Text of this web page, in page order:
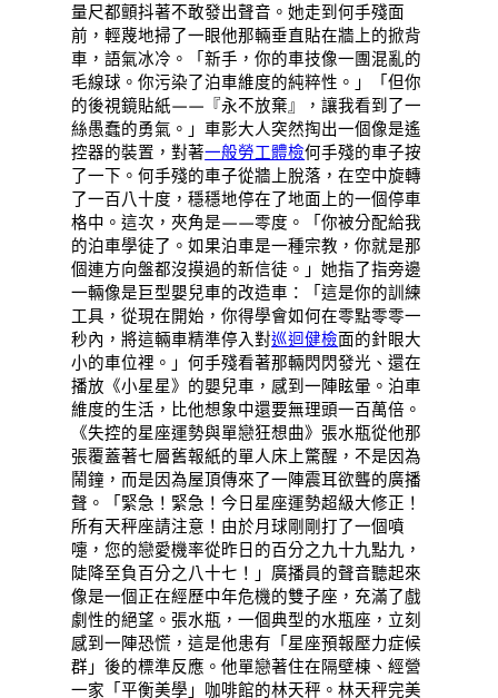
量尺都顫抖著不敢發出聲音。她走到何手殘面
前，輕蔑地掃了一眼他那輛垂直貼在牆上的掀背
車，語氣冰冷。「新手，你的車技像一團混亂的
毛線球。你污染了泊車維度的純粹性。」「但你
的後視鏡貼紙——『永不放棄』，讓我看到了一
絲愚蠢的勇氣。」車影大人突然掏出一個像是遙
控器的裝置，對著一般勞工體檢何手殘的車子按
了一下。何手殘的車子從牆上脫落，在空中旋轉
了一百八十度，穩穩地停在了地面上的一個停車
格中。這次，夾角是——零度。「你被分配給我
的泊車學徒了。如果泊車是一種宗教，你就是那
個連方向盤都沒摸過的新信徒。」她指了指旁邊
一輛像是巨型嬰兒車的改造車：「這是你的訓練
工具，從現在開始，你得學會如何在零點零零一
秒內，將這輛車精準停入對巡迴健檢面的針眼大
小的車位裡。」何手殘看著那輛閃閃發光、還在
播放《小星星》的嬰兒車，感到一陣眩暈。泊車
維度的生活，比他想象中還要無理頭一百萬倍。
《失控的星座運勢與單戀狂想曲》張水瓶從他那
張覆蓋著七層舊報紙的單人床上驚醒，不是因為
鬧鐘，而是因為屋頂傳來了一陣震耳欲聾的廣播
聲。「緊急！緊急！今日星座運勢超級大修正！
所有天秤座請注意！由於月球剛剛打了一個噴
嚏，您的戀愛機率從昨日的百分之九十九點九，
陡降至負百分之八十七！」廣播員的聲音聽起來
像是一個正在經歷中年危機的雙子座，充滿了戲
劇性的絕望。張水瓶，一個典型的水瓶座，立刻
感到一陣恐慌，這是他患有「星座預報壓力症候
群」後的標準反應。他單戀著住在隔壁棟、經營
一家「平衡美學」咖啡館的林天秤。林天秤完美